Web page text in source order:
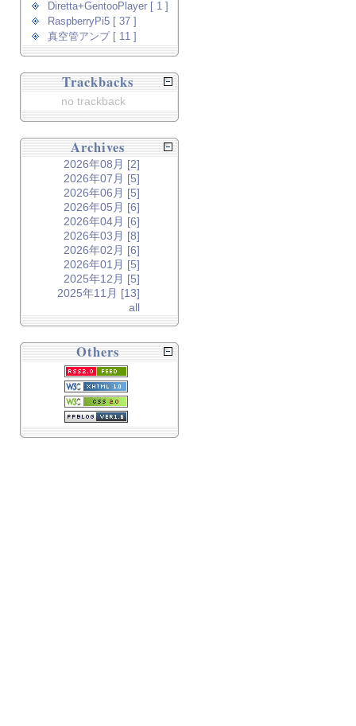
Diretta+GentooPlayer [ 1 ]
RaspberryPi5 [ 37 ]
真空管アンプ [ 11 ]
Trackbacks
no trackback
Archives
2026年08月 [2]
2026年07月 [5]
2026年06月 [5]
2026年05月 [6]
2026年04月 [6]
2026年03月 [8]
2026年02月 [6]
2026年01月 [5]
2025年12月 [5]
2025年11月 [13]
all
Others